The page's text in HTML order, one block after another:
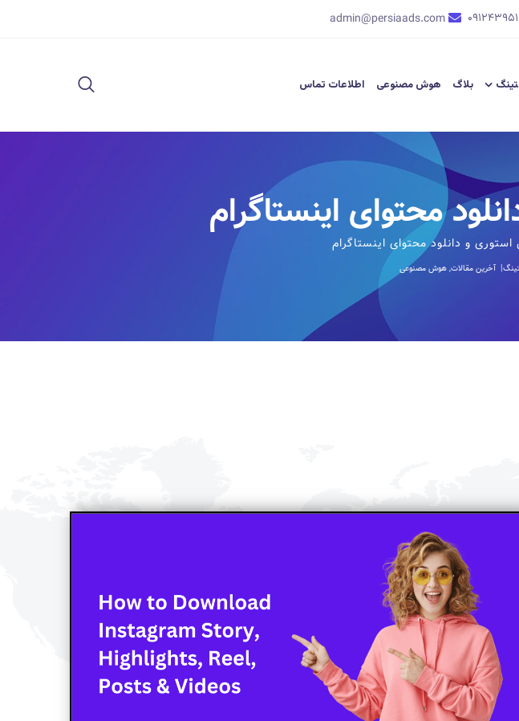
admin@persiaads.com
بلاگ هوش مصنوعی اطلاعات تماس
محتوای اینستاگرام
و دانلود محتوای اینستاگرام
آخرین مقالات,هوش مصنوعی